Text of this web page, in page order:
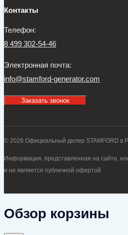
Контакты
Телефон:
8 499 302-54-46
Электронная почта:
info@stamford-generator.com
Заказать звонок
© 2026 Официальный дилер STAMFORD в
Информация, представленная на сайте,
и не является публичной офертой
Обзор корзины